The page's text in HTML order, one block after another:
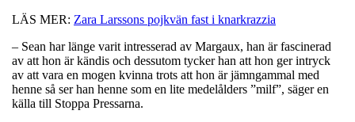
LÄS MER: Zara Larssons pojkvän fast i knarkrazzia
– Sean har länge varit intresserad av Margaux, han är fascinerad
av att hon är kändis och dessutom tycker han att hon ger intryck
av att vara en mogen kvinna trots att hon är jämngammal med
henne så ser han henne som en lite medelålders ”milf”, säger en
källa till Stoppa Pressarna.